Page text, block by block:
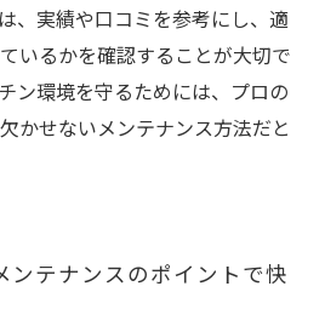
、実績や口コミを参考にし、適
いるかを確認することが大切で
ン環境を守るためには、プロの
かせないメンテナンス方法だと
ンテナンスのポイントで快